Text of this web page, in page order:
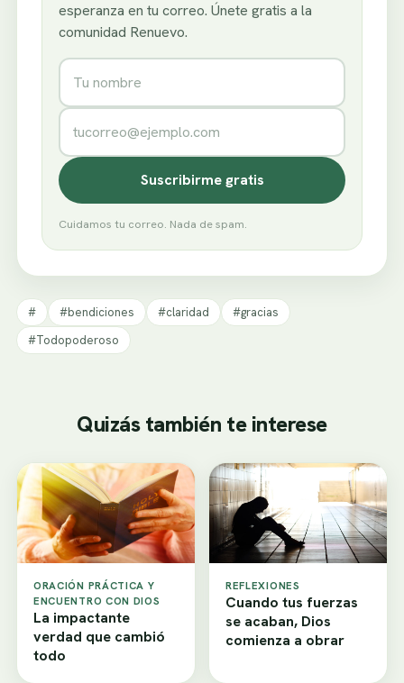
esperanza en tu correo. Únete gratis a la
comunidad Renuevo.
Nombre
Correo electrónico
Suscribirme gratis
Cuidamos tu correo. Nada de spam.
# #bendiciones #claridad
#gracias
#Todopoderoso
Quizás también te interese
ORACIÓN PRÁCTICA Y
ENCUENTRO CON DIOS
La impactante
verdad que cambió
todo
REFLEXIONES
Cuando tus fuerzas
se acaban, Dios
comienza a obrar